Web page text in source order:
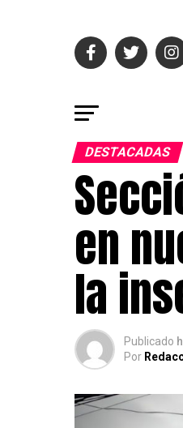
DESTACADAS
en
la
Publicado
Por